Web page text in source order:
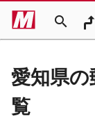
search
愛知県
覧